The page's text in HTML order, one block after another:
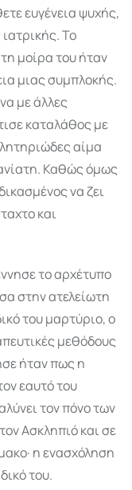
ευγένεια ψυχής,
Το
μοίρα του ήταν
μιας συμπλοκής.
με άλλες
καταλάθος με
αίμα
Καθώς όμως
να ζει
και
το αρχέτυπο
στην ατελείωτη
του μαρτύριο, ο
μεθόδους
ήταν πως η
εαυτό του
τον πόνο των
Ασκληπιό και σε
η ενασχόληση
του.